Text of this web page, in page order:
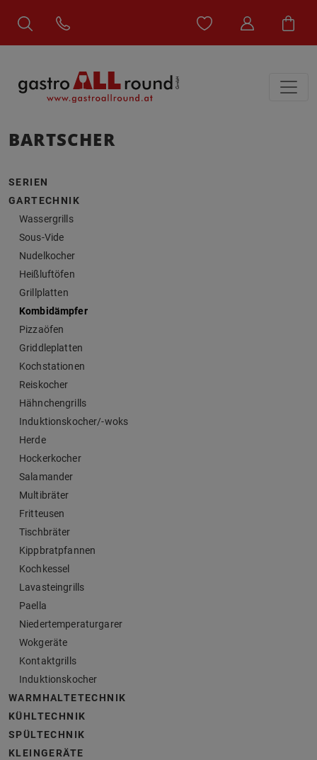
BARTSCHER
SERIEN
GARTECHNIK
Wassergrills
Sous-Vide
Nudelkocher
Heißluftöfen
Grillplatten
Kombidämpfer
Pizzaöfen
Griddleplatten
Kochstationen
Reiskocher
Hähnchengrills
Induktionskocher/-woks
Herde
Hockerkocher
Salamander
Multibräter
Fritteusen
Tischbräter
Kippbratpfannen
Kochkessel
Lavasteingrills
Paella
Niedertemperaturgarer
Wokgeräte
Kontaktgrills
Induktionskocher
WARMHALTETECHNIK
KÜHLTECHNIK
SPÜLTECHNIK
KLEINGERÄTE